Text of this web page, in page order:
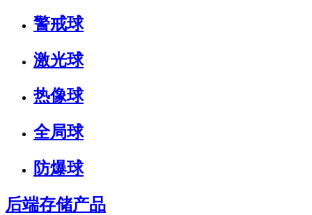
警戒球
激光球
热像球
全局球
防爆球
后端存储产品